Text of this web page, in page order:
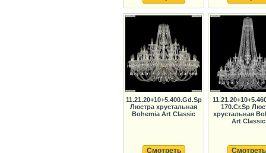
11.21.20+10+5.400.Gd.Sp
Люстра хрустальная
Bohemia Art Classic
Смотреть
170.Cr.Sp
хрустальная
Art Classic
Смотреть